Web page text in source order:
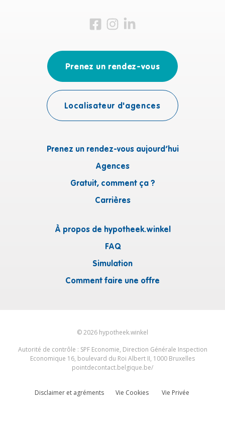
Visitez-nous sur Facebook
Visitez-nous sur Instagram
Visitez-nous sur LinkedIn
Prenez un rendez-vous aujourd’hui
Agences
Gratuit, comment ça ?
Carrières
À propos de hypotheek.winkel
FAQ
Simulation
Comment faire une offre
Prenez un rendez-vous
Localisateur d'agences
©2026 hypotheek.winkel
Autorité de contrôle : SPF Economie, Direction Générale Inspection
Economique 16, boulevard du Roi Albert II, 1000 Bruxelles
pointdecontact.belgique.be/
Disclaimer et agréments Vie Cookies Vie Privée